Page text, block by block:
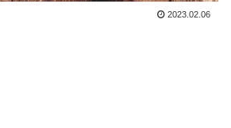
2023.02.06